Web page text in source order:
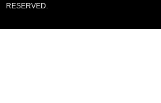
RESERVED.